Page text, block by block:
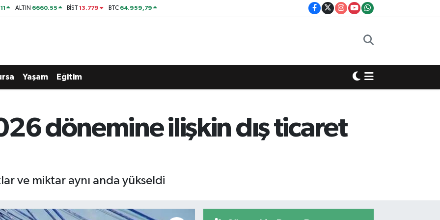
ALTIN 6660.55 BİST13.779 BTC 64.959,79
Yaşam Eğitim
dönemine ilişkin dış ticaret
ve miktar aynı anda yükseldi